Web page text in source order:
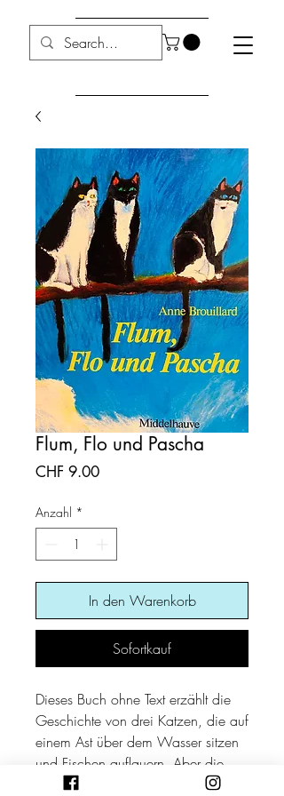
Flum, Flo und Pascha
CHF 9.00Preis
Anzahl *
In den Warenkorb
Sofortkauf
Dieses Buch ohne Text erzählt die
Geschichte von drei Katzen, die auf
einem Ast über dem Wasser sitzen
und Fischen auflauern. Aber die
Fische sind nicht halb so dumm wie